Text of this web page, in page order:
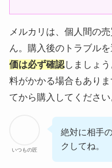
メルカリは、個人間の
ん。購入後のトラブルを
価は必ず確認しましょ
料がかかる場合もあり
てから購入してください
いつもの匠
絶対に相手
クしてね。